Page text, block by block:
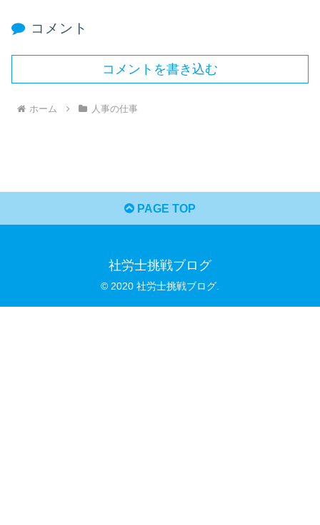
コメント
コメントを書き込む
ホーム 人事の仕事
PAGE TOP
社労士挑戦ブログ
© 2020 社労士挑戦ブログ.